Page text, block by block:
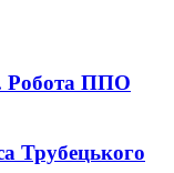
Робота ППО
Трубецького